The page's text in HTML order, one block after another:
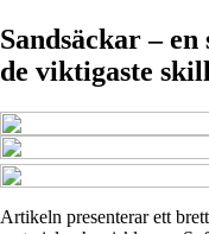
Sandsäckar –
de viktigaste
Artikeln presenterar ett